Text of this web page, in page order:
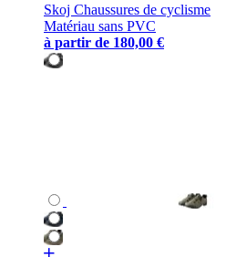
Skoj Chaussures de cyclisme
Matériau sans PVC
à partir de 180,00 €